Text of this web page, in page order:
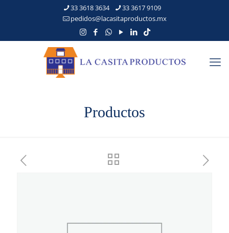
33 3618 3634
33 3617 9109
pedidos@lacasitaproductos.mx
Productos